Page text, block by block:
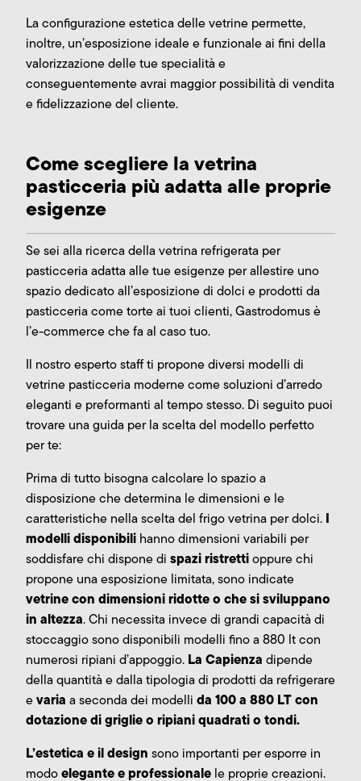
La configurazione estetica delle vetrine permette,
inoltre, un’esposizione ideale e funzionale ai fini della
valorizzazione delle tue specialità e
conseguentemente avrai maggior possibilità di vendita
e fidelizzazione del cliente.
Come scegliere la vetrina
pasticceria più adatta alle proprie
esigenze
Se sei alla ricerca della vetrina refrigerata per
pasticceria adatta alle tue esigenze per allestire uno
spazio dedicato all’esposizione di dolci e prodotti da
pasticceria come torte ai tuoi clienti, Gastrodomus è
l’e-commerce che fa al caso tuo.
Il nostro esperto staff ti propone diversi modelli di
vetrine pasticceria moderne come soluzioni d’arredo
eleganti e preformanti al tempo stesso. Di seguito puoi
trovare una guida per la scelta del modello perfetto
per te:
Prima di tutto bisogna calcolare lo spazio a
disposizione che determina le dimensioni e le
caratteristiche nella scelta del frigo vetrina per dolci. I
modelli disponibili hanno dimensioni variabili per
soddisfare chi dispone di spazi ristrettioppure chi
propone una esposizione limitata, sono indicate
vetrine con dimensioni ridotte o che si sviluppano
in altezza. Chi necessita invece di grandi capacità di
stoccaggio sono disponibili modelli fino a 880 lt con
numerosi ripiani d’appoggio. La Capienza dipende
della quantità e dalla tipologia di prodotti da refrigerare
evaria a seconda dei modelli da 100 a 880 LT con
dotazione di griglie o ripiani quadrati o tondi.
L’estetica e il design sono importanti per esporre in
modoelegante e professionale le proprie creazioni.